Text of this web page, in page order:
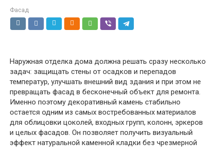
Фасад
Наружная отделка дома должна решать сразу несколько
задач: защищать стены от осадков и перепадов
температур, улучшать внешний вид здания и при этом не
превращать фасад в бесконечный объект для ремонта.
Именно поэтому декоративный камень стабильно
остается одним из самых востребованных материалов
для облицовки цоколей, входных групп, колонн, эркеров
и целых фасадов. Он позволяет получить визуальный
эффект натуральной каменной кладки без чрезмерной